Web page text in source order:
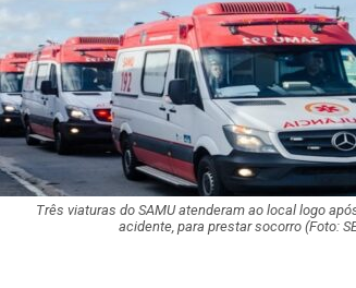
Três viaturas do SAMU atenderam ao local logo
acidente, para prestar socorro (Foto:
diagnóstico da…
Jovem é
se passar por
pública em…
Artista sergipana
Ribeiro lança novo
sobre o amor…